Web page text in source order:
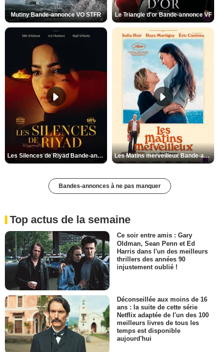
Mutiny Bande-annonce VO STFR Le Triangle d'or Bande-annonce VF
Les Silences de Riyad Bande-annonce VO STFR Les Matins merveilleux Bande-annonce VF
Bandes-annonces à ne pas manquer
Top actus de la semaine
Ce soir entre amis : Gary
Oldman, Sean Penn et Ed
Harris dans l'un des meilleurs
thrillers des années 90
injustement oublié !
Déconseillée aux moins de 16
ans : la suite de cette série
Netflix adaptée de l'un des 100
meilleurs livres de tous les
temps est disponible
aujourd'hui